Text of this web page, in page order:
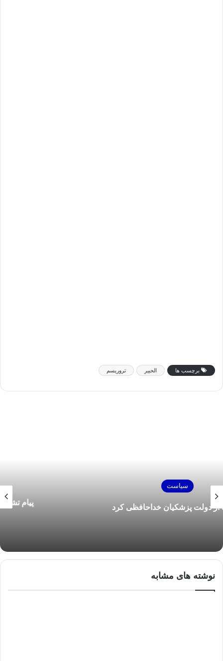
برچسب ها الحبیر تروریسم
پیام تشکر رهبر انقلاب از کاروان ورزشی ایران در
المپیک ۲۰۲۴ پاریس
نوشته های مشابه